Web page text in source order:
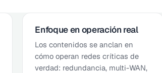
Enfoque en operación real
Los contenidos se anclan en
cómo operan redes críticas de
verdad: redundancia, multi-WAN,